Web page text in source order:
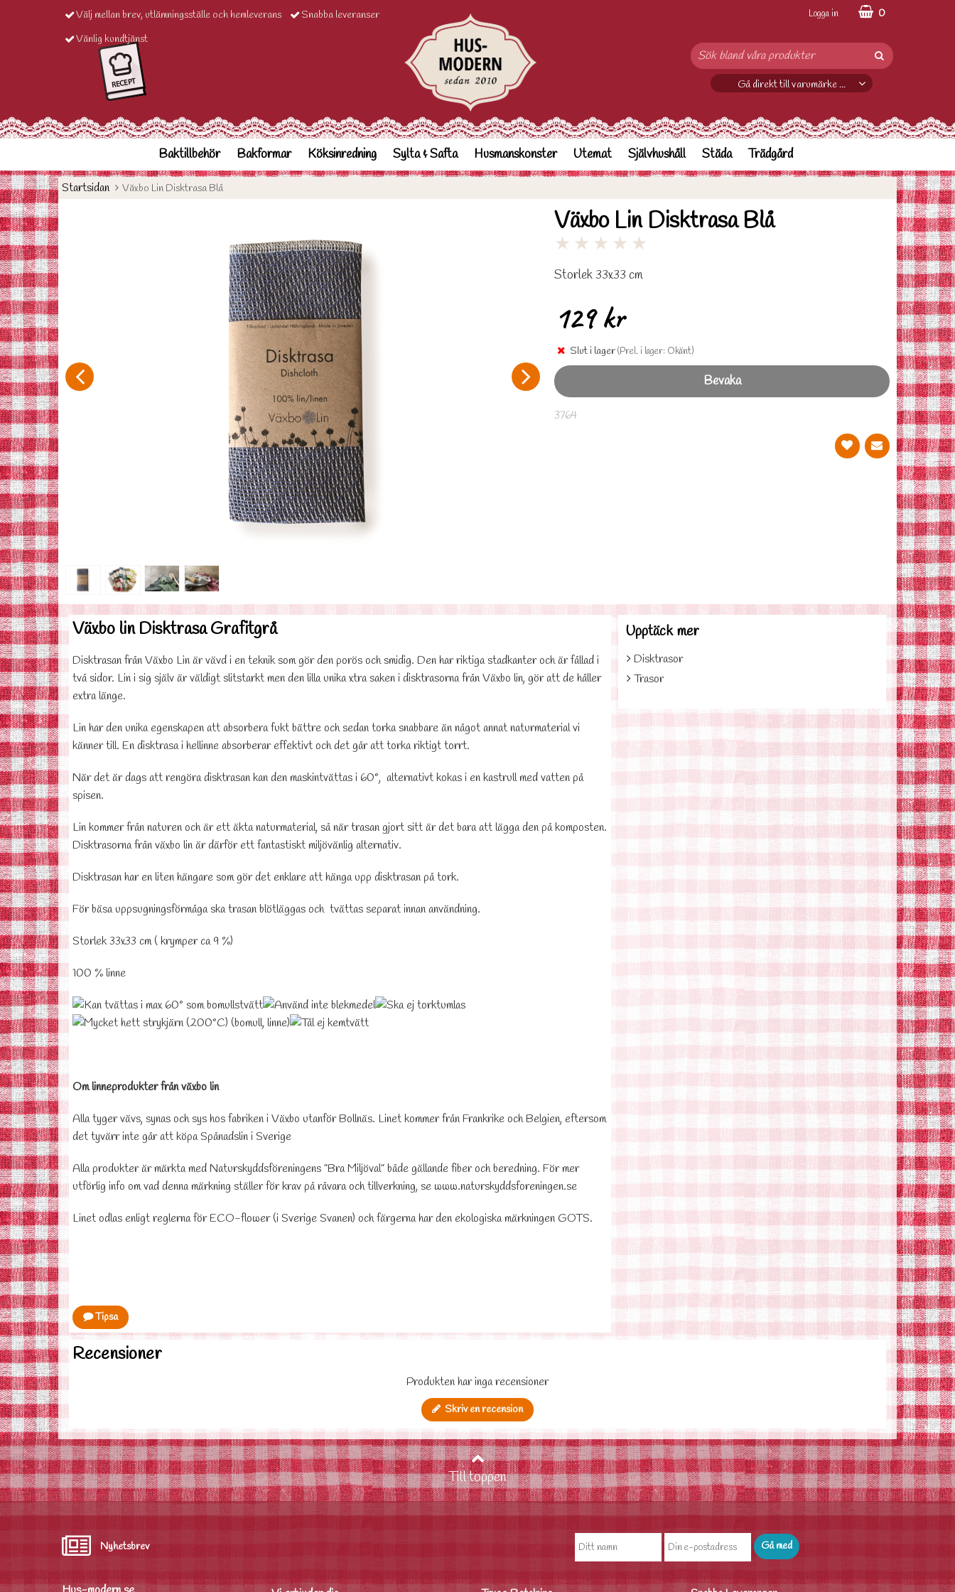
Välj mellan brev, utlämningsställe och hemleverans
Snabba leveranser
Vänlig kundtjänst
Logga in 0
Gå direkt till varumärke ...
Baktillbehör Bakformar Köksinredning Sylta & Safta Husmanskonster Utemat Självhushåll Städa Trädgård
Startsidan Växbo Lin Disktrasa Blå
Växbo Lin Disktrasa Blå
★ ★ ★ ★ ★
Storlek 33x33 cm
129 kr
Slut i lager(Prel. i lager: Okänt)
Bevaka
3764
Växbo lin Disktrasa Grafitgrå
Disktrasan från Växbo Lin är vävd i en teknik som gör den porös och smidig. Den har riktiga stadkanter och är fållad i
två sidor. Lin i sig själv är väldigt slitstarkt men den lilla unika xtra saken i disktrasorna från Växbo lin, gör att de håller
extra länge.
Lin har den unika egenskapen att absorbera fukt bättre och sedan torka snabbare än något annat naturmaterial vi
känner till. En disktrasa i hellinne absorberar effektivt och det går att torka riktigt torrt.
När det är dags att rengöra disktrasan kan den maskintvättas i 60°, alternativt kokas i en kastrull med vatten på
spisen.
Lin kommer från naturen och är ett äkta naturmaterial, så när trasan gjort sitt är det bara att lägga den på komposten.
Disktrasorna från växbo lin är därför ett fantastiskt miljövänlig alternativ.
Disktrasan har en liten hängare som gör det enklare att hänga upp disktrasan på tork.
För bäsa uppsugningsförmåga ska trasan blötläggas och tvättas separat innan användning.
Storlek 33x33 cm ( krymper ca 9 %)
100 % linne
Om linneprodukter från växbo lin
Alla tyger vävs, synas och sys hos fabriken i Växbo utanför Bollnäs. Linet kommer från Frankrike och Belgien, eftersom
det tyvärr inte går att köpa Spånadslin i Sverige
Alla produkter är märkta med Naturskyddsföreningens ”Bra Miljöval” både gällande fiber och beredning. För mer
utförlig info om vad denna märkning ställer för krav på råvara och tillverkning, sewww.naturskyddsforeningen.se
Linet odlas enligt reglerna för ECO-flower (i Sverige Svanen) och färgerna har den ekologiska märkningen GOTS.
Tipsa
Upptäck mer
Disktrasor
Trasor
Recensioner
Produkten har inga recensioner
Skriv en recension
Till toppen
Nyhetsbrev